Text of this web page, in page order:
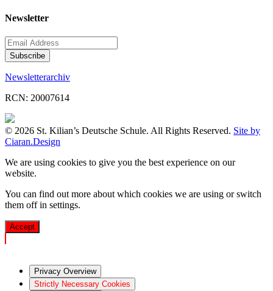
Newsletter
Newsletterarchiv
RCN: 20007614
© 2026 St. Kilian’s Deutsche Schule. All Rights Reserved. Site by
Ciaran.Design
We are using cookies to give you the best experience on our
website.
You can find out more about which cookies we are using or switch
them off in settings.
Accept
Privacy Overview
Strictly Necessary Cookies